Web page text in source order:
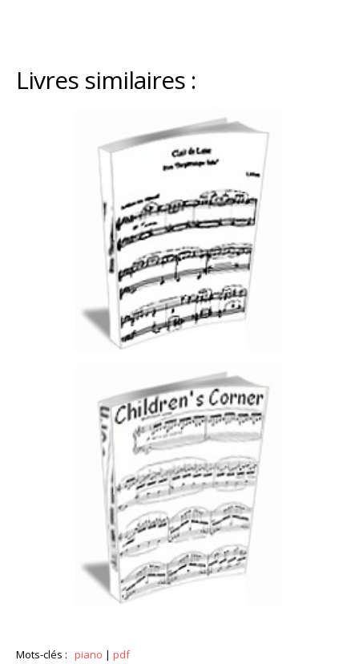
Livres similaires :
Mots-clés : piano | pdf